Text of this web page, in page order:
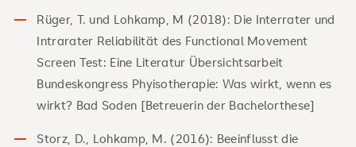
Rüger, T. und Lohkamp, M (2018): Die Interrater und
Intrarater Reliabilität des Functional Movement
Screen Test: Eine Literatur Übersichtsarbeit
Bundeskongress Phyisotherapie: Was wirkt, wenn es
wirkt? Bad Soden [Betreuerin der Bachelorthese]
Storz, D., Lohkamp, M. (2016): Beeinflusst die